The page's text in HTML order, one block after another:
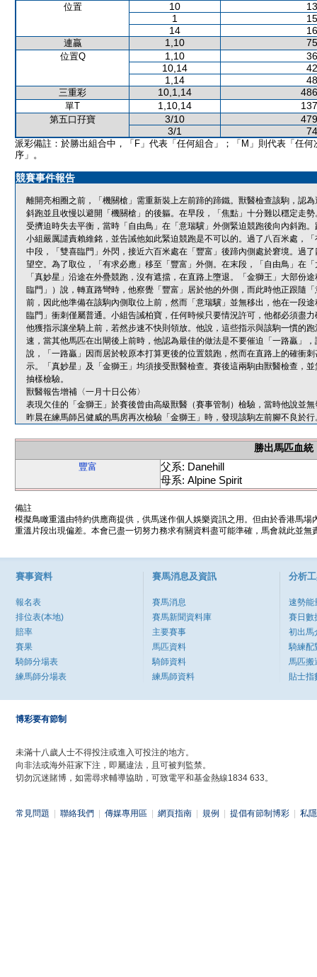
位置 10
1
14
連贏 1,10
位置Q 1,10
10,14
1,14
三重彩 10,1,14
單T 1,10,14
第五口孖寶 3/10
3/1
派彩備註：於勝出組合中，「F」代表「任何組合」；「M」則代表「任何
序」。
競賽事件報告
離開亮相圈之前，「機關槍」需重新裝上左前蹄的蹄鐵。獸醫檢查該駒，認
斜跑並且收慢以避開「機關槍」的後軀。在早段，「焦點」十分難以穩定走
受擠迫時失去平衡，當時「自由鳥」在「意瑞驥」外側緊迫競跑後向內斜跑
小組嚴厲譴責賴維銘，並告誡他如此緊迫競跑是不可以的。過了八百米處，
中段，「雙喜臨門」外閃，接近六百米處在「豐富」後蹄內側處於窘境。過
望空。為了取位，「有求必應」移至「豐富」外側。在末段，「自由鳥」在
「真妙星」沿途在外疊競跑，沒有遮擋，在直路上墮退。「金獅王」大部份
臨門」）說，轉直路彎時，他察覺「豐富」居於他的外側，而此時他正跟隨
前，因此他準備在該駒內側取位上前，然而「意瑞驥」並無移出，他在一段
臨門」衝刺僅屬普通。小組告誡柏寶，任何時候只要情況許可，他都必須盡
他獲指示讓坐騎上前，若然步速不快則領放。他說，這些指示與該駒一慣的
速，當其他馬匹在出閘後上前時，他認為最佳的做法是不要催迫「一路贏」
說，「一路贏」因而居於較原本打算更後的位置競跑，然而在直路上的確衝
示。「真妙星」及「金獅王」均須接受獸醫檢查。賽後這兩駒由獸醫檢查，
抽樣檢驗。
獸醫報告增補〈一月十日公佈〉
表現欠佳的「金獅王」於賽後曾由高級獸醫（賽事管制）檢驗，當時他說並
昨晨在練馬師呂健威的馬房再次檢驗「金獅王」時，發現該駒左前腳不良於
勝出馬匹血統
豐富
父系: Danehill
母系: Alpine Spirit
備註
模擬鳥瞰重溫由特約供應商提供，供馬迷作個人娛樂資訊之用。但由於香港馬
重溫片段出現偏差。本會已盡一切努力務求有關資料盡可能準確，馬會就此並
賽事資料
報名表
排位表(本地)
賠率
賽果
騎師分場表
練馬師分場表
賽馬消息及資訊
賽馬消息
賽馬新聞資料庫
主要賽事
馬匹資料
騎師資料
練馬師資料
分析
速勢能
賽日數
初出馬
騎練配
馬匹搬
貼士指
博彩要有節制
未滿十八歲人士不得投注或進入可投注的地方。
向非法或海外莊家下注，即屬違法，且可被判監禁。
切勿沉迷賭博，如需尋求輔導協助，可致電平和基金熱線1834 633。
常見問題 聯絡我們 傳媒專用區 網頁指南 規例 提倡有節制博彩 私